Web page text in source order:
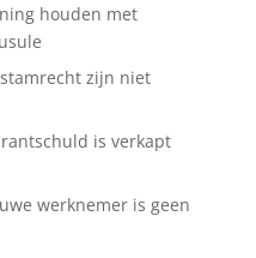
houden met
zijn niet
is verkapt
werknemer is geen